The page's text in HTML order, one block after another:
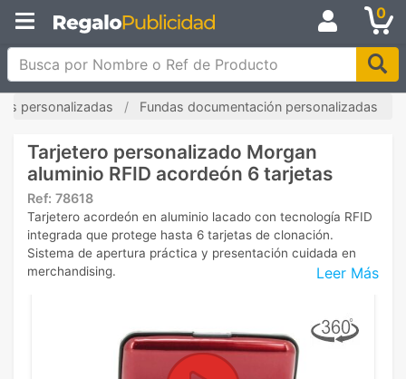
0
Busca por Nombre o Ref de Producto
personalizadas Fundas documentación personalizadas
Tarjetero personalizado Morgan
aluminio RFID acordeón 6 tarjetas
Ref: 78618
Leer Más
Tarjetero acordeón en aluminio lacado con tecnología RFID
integrada que protege hasta 6 tarjetas de clonación.
Sistema de apertura práctica y presentación cuidada en
merchandising.